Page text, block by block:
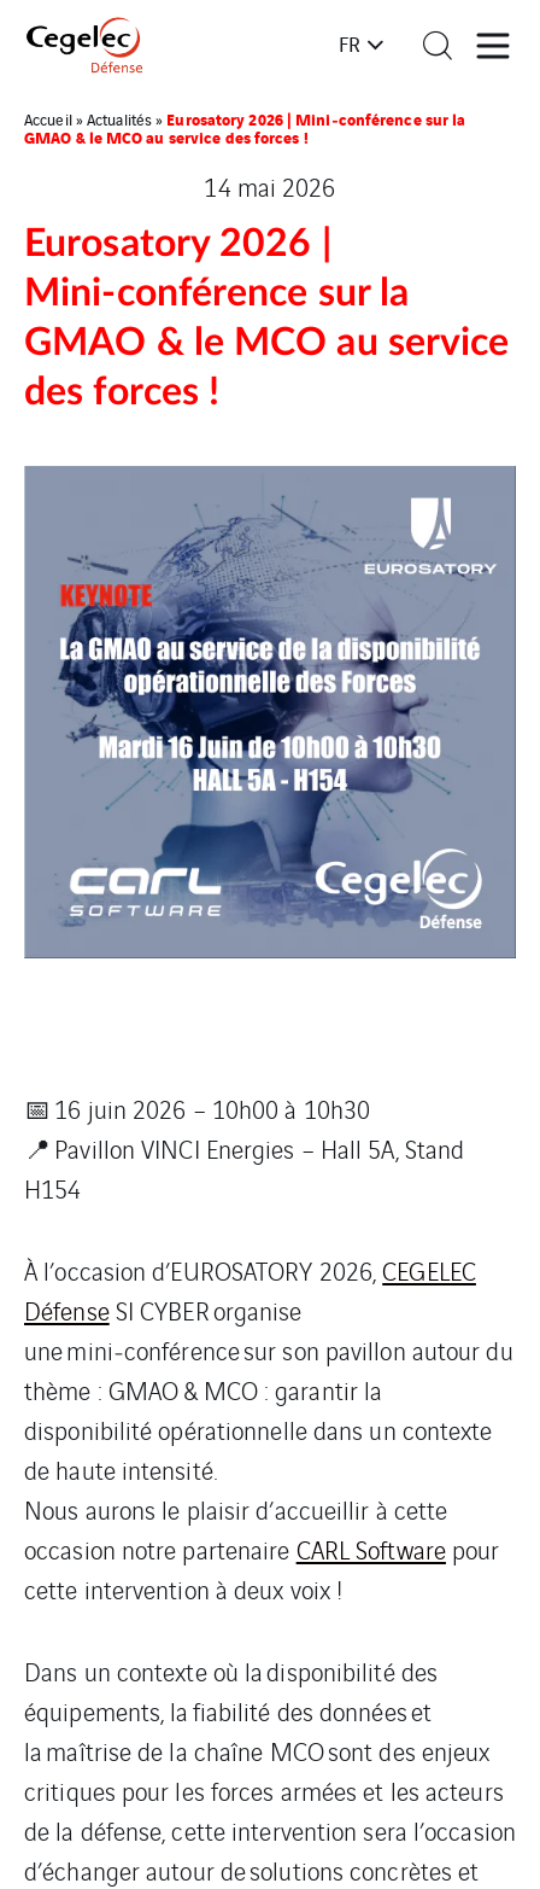
FR
Accueil»Actualités» Eurosatory 2026 | Mini‑conférence sur la
GMAO & le MCO au service des forces !
14 mai 2026
Eurosatory 2026 |
Mini‑conférence sur la
GMAO & le MCO au service
des forces !
📅 16 juin 2026 – 10h00 à 10h30
📍 Pavillon VINCI Energies – Hall 5A, Stand
H154
À l’occasion d’EUROSATORY 2026,CEGELEC
DéfenseSI CYBER organise
une mini‑conférence sur son pavillon autour du
thème : GMAO & MCO : garantir la
disponibilité opérationnelle dans un contexte
de haute intensité.
Nous aurons le plaisir d’accueillir à cette
occasion notre partenaire CARL Softwarepour
cette intervention à deux voix !
Dans un contexte où la disponibilité des
équipements, la fiabilité des données et
la maîtrise de la chaîne MCO sont des enjeux
critiques pour les forces armées et les acteurs
de la défense, cette intervention sera l’occasion
d’échanger autour de solutions concrètes et